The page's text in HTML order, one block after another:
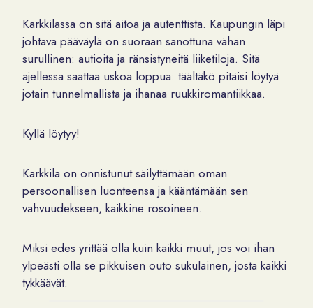
Karkkilassa on sitä aitoa ja autenttista. Kaupungin läpi
johtava pääväylä on suoraan sanottuna vähän
surullinen: autioita ja ränsistyneitä liiketiloja. Sitä
ajellessa saattaa uskoa loppua: täältäkö pitäisi löytyä
jotain tunnelmallista ja ihanaa ruukkiromantiikkaa.
Kyllä löytyy!
Karkkila on onnistunut säilyttämään oman
persoonallisen luonteensa ja kääntämään sen
vahvuudekseen, kaikkine rosoineen.
Miksi edes yrittää olla kuin kaikki muut, jos voi ihan
ylpeästi olla se pikkuisen outo sukulainen, josta kaikki
tykkäävät.